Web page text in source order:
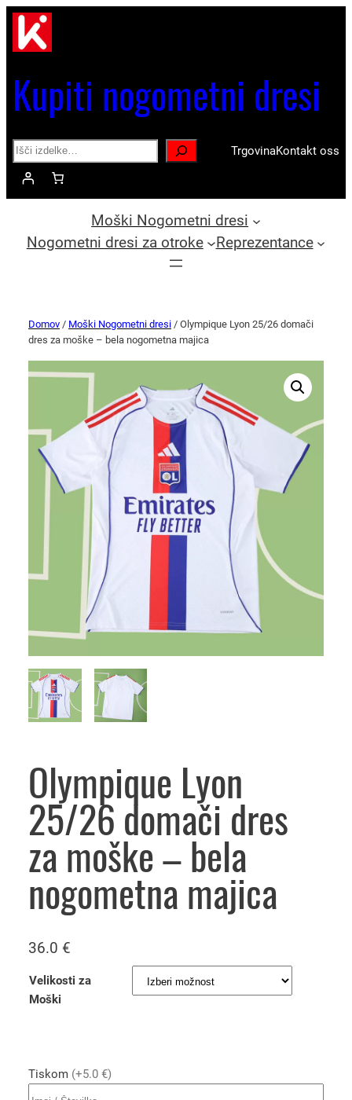
Kupiti nogometni dresi
Search TrgovinaKontakt oss
Moški Nogometni dresi
Nogometni dresi za otroke
Reprezentance
Domov / Moški Nogometni dresi / Olympique Lyon 25/26 domači
dres za moške – bela nogometna majica
Olympique Lyon
25/26 domači dres
za moške – bela
nogometna majica
36.0 €
Velikosti za
Moški
Tiskom (+5.0 €)